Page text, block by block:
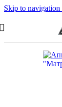
Skip to navigation